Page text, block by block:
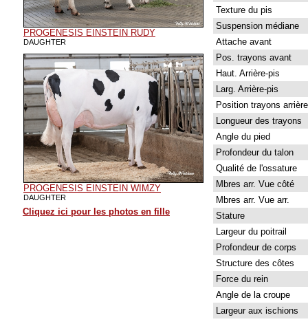
PROGENESIS EINSTEIN RUDY
DAUGHTER
PROGENESIS EINSTEIN WIMZY
DAUGHTER
Cliquez ici pour les photos en fille
Texture du pis
Suspension médiane
Attache avant
Pos. trayons avant
Haut. Arrière-pis
Larg. Arrière-pis
Position trayons arrière
Longueur des trayons
Angle du pied
Profondeur du talon
Qualité de l'ossature
Mbres arr. Vue côté
Mbres arr. Vue arr.
Stature
Largeur du poitrail
Profondeur de corps
Structure des côtes
Force du rein
Angle de la croupe
Largeur aux ischions